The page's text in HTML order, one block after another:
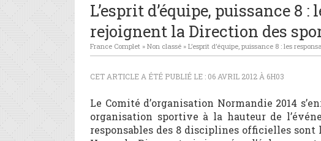
L’esprit d’équipe, puissance 8
rejoignent la Direction des
France Complet » Non classé » L’esprit d’équipe, puissance 8 : les
CET ARTICLE A ÉTÉ PUBLIÉ LE : 06 AVRIL 2012 À 6H03
Le Comité d’organisation Normandie 2014
organisation sportive à la hauteur de
responsables des 8 disciplines officielles sont